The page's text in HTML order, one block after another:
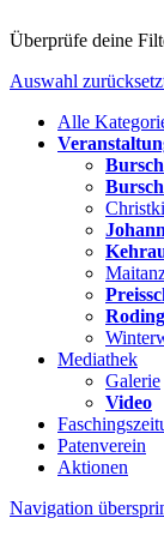
Überprüfe deine
Auswahl
Alle
Mediathek
Galerie
Video
Patenverein
Aktionen
Navigation